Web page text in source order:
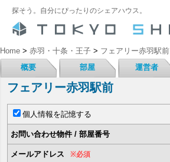
探そう。自分にぴったりのシェアハウス。
Home > 赤羽・十条・王子 > フェアリー赤羽駅前
概要
部屋 運営者
フェアリー赤羽駅前
個人情報を記憶する
お問い合わせ物件 / 部屋番号
メールアドレス ※必須